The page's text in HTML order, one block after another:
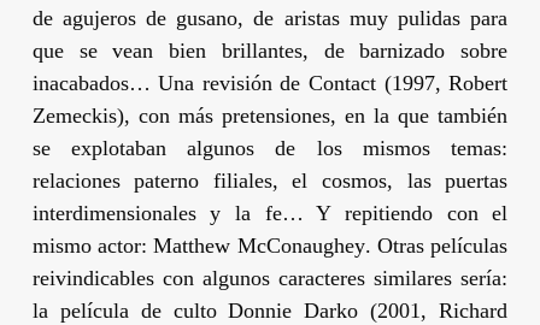
de agujeros de gusano, de aristas muy pulidas para
que se vean bien brillantes, de barnizado sobre
inacabados… Una revisión deContact (1997,Robert
Zemeckis), con más pretensiones, en la que también
se explotaban algunos de los mismos temas:
relaciones paterno filiales, el cosmos, las puertas
interdimensionales y la fe… Y repitiendo con el
mismo actor:Matthew McConaughey. Otras películas
reivindicables con algunos caracteres similares sería:
la película de cultoDonnie Darko (2001,Richard